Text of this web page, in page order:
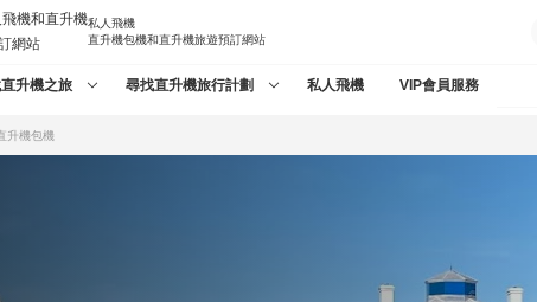
私人飛機
直升機包機和直升機旅遊預訂網站
升機之旅 尋找直升機旅行計劃 私人飛機 VIP會員服務
升機包機